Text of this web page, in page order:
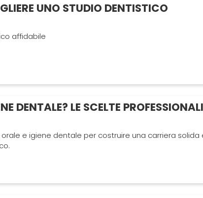
UNO STUDIO DENTISTICO
affidabile
DENTALE? LE SCELTE PROFESSIONALI
e igiene dentale per costruire una carriera solida